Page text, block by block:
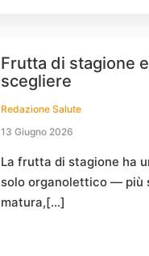
Frutta di stagione
scegliere
Redazione Salute
13 Giugno 2026
La frutta di stagione ha
solo organolettico — più
matura,[…]